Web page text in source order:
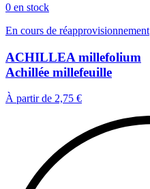
0 en stock
En cours de réapprovisionnement
ACHILLEA millefolium
Achillée millefeuille
À partir de 2,75 €